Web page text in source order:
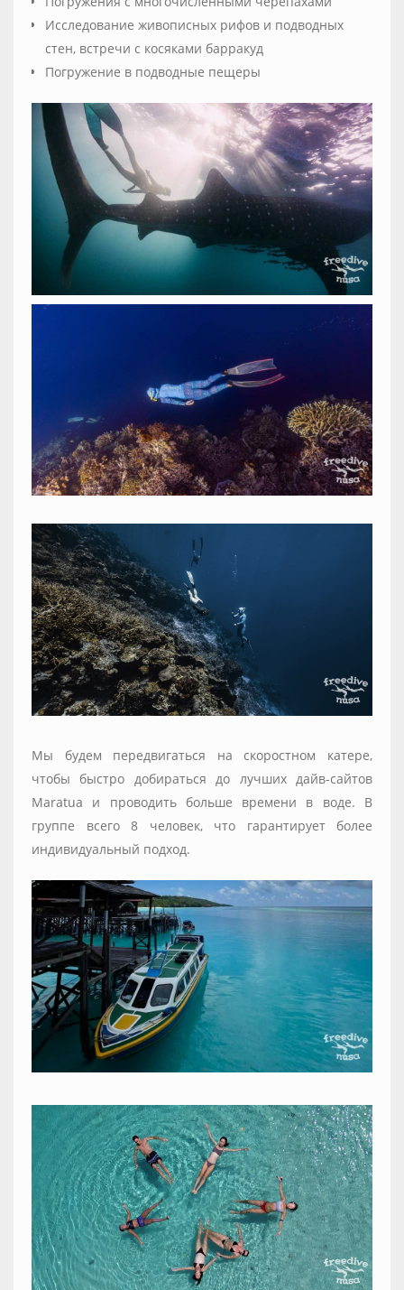
Исследование живописных рифов и подводных
стен, встречи с косяками барракуд
Погружение в подводные пещеры
Мы будем передвигаться на скоростном катере,
чтобы быстро добираться до лучших дайв-сайтов
Maratua и проводить больше времени в воде. В
группе всего 8 человек, что гарантирует более
индивидуальный подход.